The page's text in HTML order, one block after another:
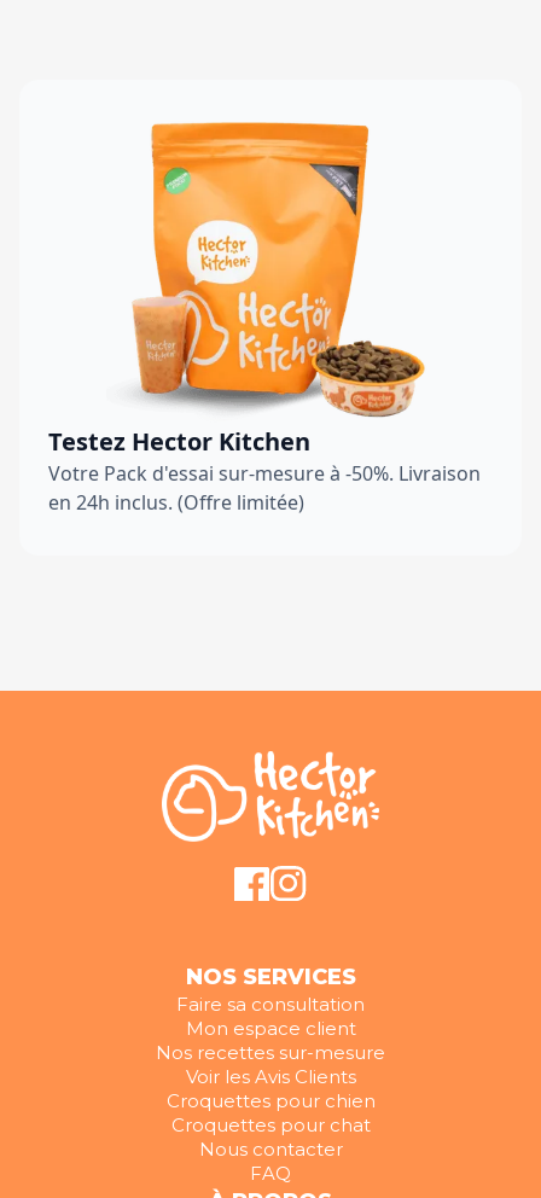
Testez Hector Kitchen
Votre Pack d'essai sur-mesure à -50%. Livraison
en 24h inclus. (Offre limitée)
NOS SERVICES
Faire sa consultation
Mon espace client
Nos recettes sur-mesure
Voir les Avis Clients
Croquettes pour chien
Croquettes pour chat
Nous contacter
FAQ